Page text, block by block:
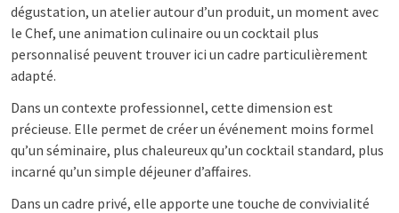
dégustation, un atelier autour d’un produit, un moment avec
le Chef, une animation culinaire ou un cocktail plus
personnalisé peuvent trouver ici un cadre particulièrement
adapté.
Dans un contexte professionnel, cette dimension est
précieuse. Elle permet de créer un événement moins formel
qu’un séminaire, plus chaleureux qu’un cocktail standard, plus
incarné qu’un simple déjeuner d’affaires.
Dans un cadre privé, elle apporte une touche de convivialité